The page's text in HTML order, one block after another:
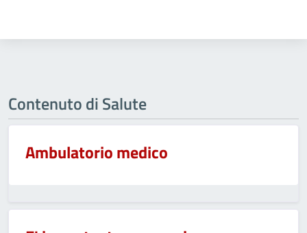
Contenuto di Salute
Ambulatorio medico